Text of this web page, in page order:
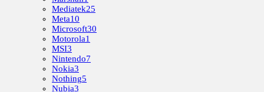
Mediatek25
Meta10
Microsoft30
Motorola1
MSI3
Nintendo7
Nokia3
Nothing5
Nubia3